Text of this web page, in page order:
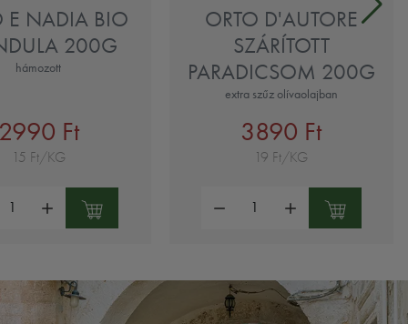
E NADIA BIO
200G
hámozott
Ft
15 Ft/KG
ORTO D'AUTORE
SZÁRÍTOTT
PARADICSOM 200G
extra szűz olívaolajban
3890 Ft
19 Ft/KG